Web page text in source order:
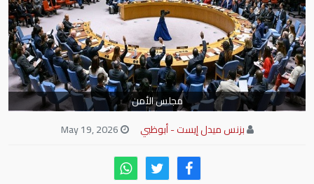
مجلس الأمن
بزنس ميدل إيست - أبوظبي